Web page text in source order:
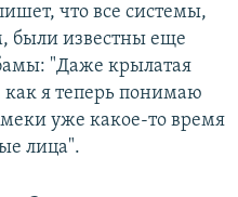
что все системы,
были известны еще
"Даже крылатая
как я теперь понимаю
уже какое-то время
лица".